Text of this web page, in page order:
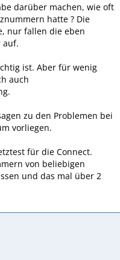
darüber machen, wie oft
hatte ? Die
nur fallen die eben
auf.
ist. Aber für wenig
auch
zu den Problemen bei
vorliegen.
für die Connect.
von beliebigen
und das mal über 2